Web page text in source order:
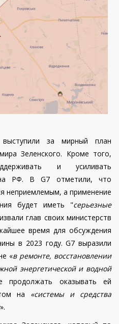
выступили за мирный план
Зеленского. Кроме того,
и усиливать
РФ.
В G7 отметили, что
неприемлемым, а применение
будет иметь "серьезные
глав своих министерств
время для обсуждения
в 2023 году. G7 выразили
«в ремонте, восстановлении
энергетической и водной
продолжать оказывать ей
на «системы и средства
».